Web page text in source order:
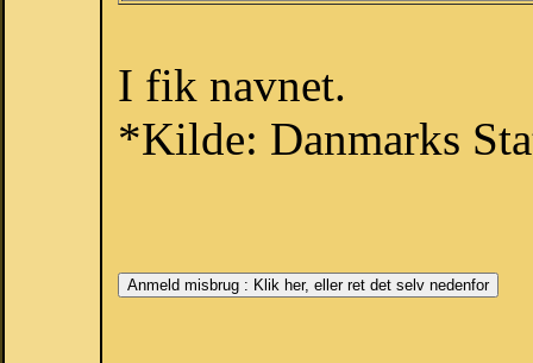
I fik navnet.
*Kilde: Danmarks